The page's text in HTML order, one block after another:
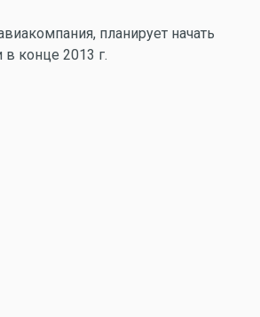
планирует начать
в конце 2013 г.